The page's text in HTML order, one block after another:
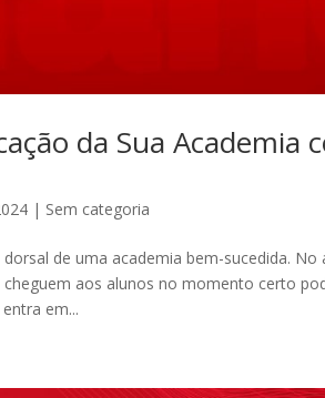
da Sua Academia
| Sem categoria
de uma academia bem-sucedida.
aos alunos no momento certo
em...